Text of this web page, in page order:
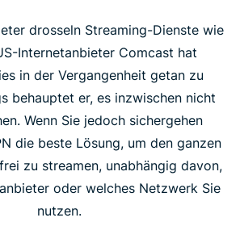
drosseln Streaming-Dienste wie
Internetanbieter Comcast hat
in der Vergangenheit getan zu
behauptet er, es inzwischen nicht
Wenn Sie jedoch sichergehen
die beste Lösung, um den ganzen
zu streamen, unabhängig davon,
oder welches Netzwerk Sie
nutzen.